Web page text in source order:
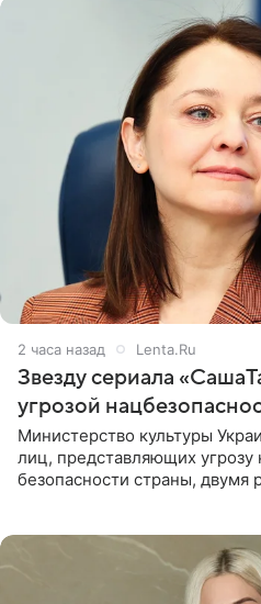
2 часа назад Lenta.Ru
Звезду сериала
угрозой
Министерство культуры
лиц, представляющих угрозу
безопасности страны, двумя